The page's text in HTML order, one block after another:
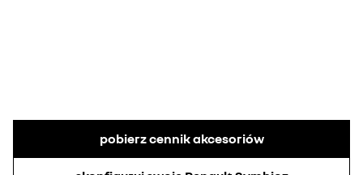
pobierz cennik akcesoriów